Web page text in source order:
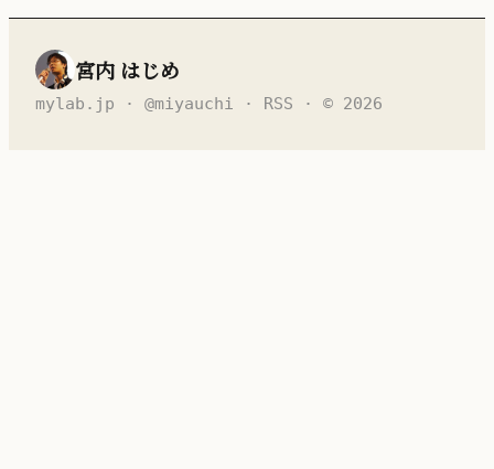
宮内 はじめ
mylab.jp · @miyauchi · RSS · © 2026